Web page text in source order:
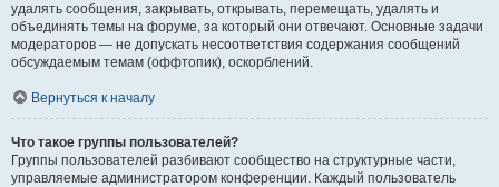
удалять сообщения, закрывать, открывать, перемещать, удалять и
объединять темы на форуме, за который они отвечают. Основные задачи
модераторов — не допускать несоответствия содержания сообщений
обсуждаемым темам (оффтопик), оскорблений.
Вернуться к началу
Что такое группы пользователей?
Группы пользователей разбивают сообщество на структурные части,
управляемые администратором конференции. Каждый пользователь